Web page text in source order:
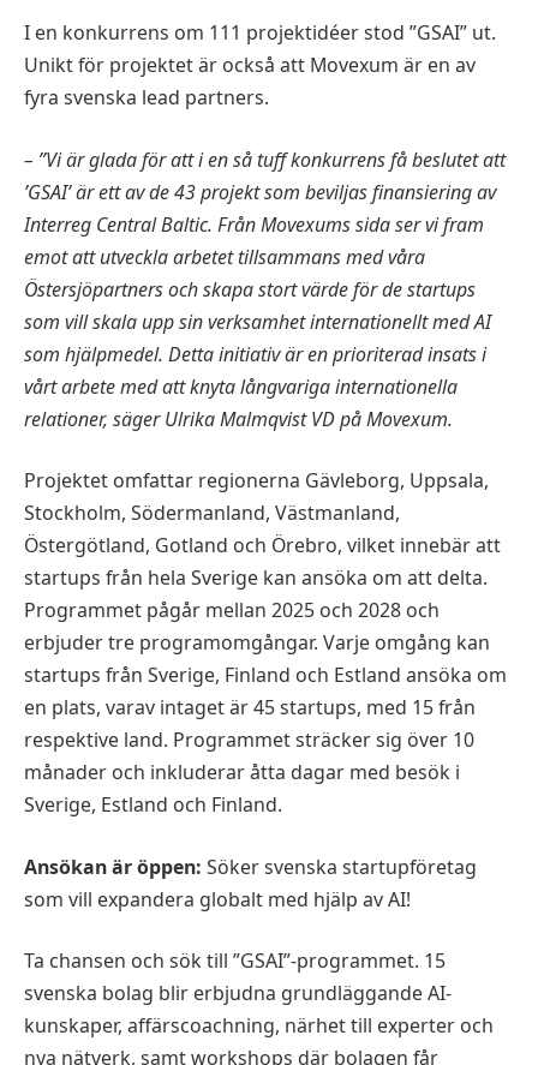
I en konkurrens om 111 projektidéer stod ”GSAI” ut.
Unikt för projektet är också att Movexum är en av
fyra svenska lead partners.
– ”Vi är glada för att i en så tuff konkurrens få beslutet att
’GSAI’ är ett av de 43 projekt som beviljas finansiering av
Interreg Central Baltic. Från Movexums sida ser vi fram
emot att utveckla arbetet tillsammans med våra
Östersjöpartners och skapa stort värde för de startups
som vill skala upp sin verksamhet internationellt med AI
som hjälpmedel. Detta initiativ är en prioriterad insats i
vårt arbete med att knyta långvariga internationella
relationer, säger Ulrika Malmqvist VD på Movexum.
Projektet omfattar regionerna Gävleborg, Uppsala,
Stockholm, Södermanland, Västmanland,
Östergötland, Gotland och Örebro, vilket innebär att
startups från hela Sverige kan ansöka om att delta.
Programmet pågår mellan 2025 och 2028 och
erbjuder tre programomgångar. Varje omgång kan
startups från Sverige, Finland och Estland ansöka om
en plats, varav intaget är 45 startups, med 15 från
respektive land. Programmet sträcker sig över 10
månader och inkluderar åtta dagar med besök i
Sverige, Estland och Finland.
Ansökan är öppen: Söker svenska startupföretag
som vill expandera globalt med hjälp av AI!
Ta chansen och sök till ”GSAI”-programmet. 15
svenska bolag blir erbjudna grundläggande AI-
kunskaper, affärscoachning, närhet till experter och
nya nätverk, samt workshops där bolagen får